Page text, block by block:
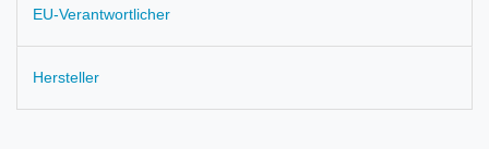
EU-Verantwortlicher
Hersteller